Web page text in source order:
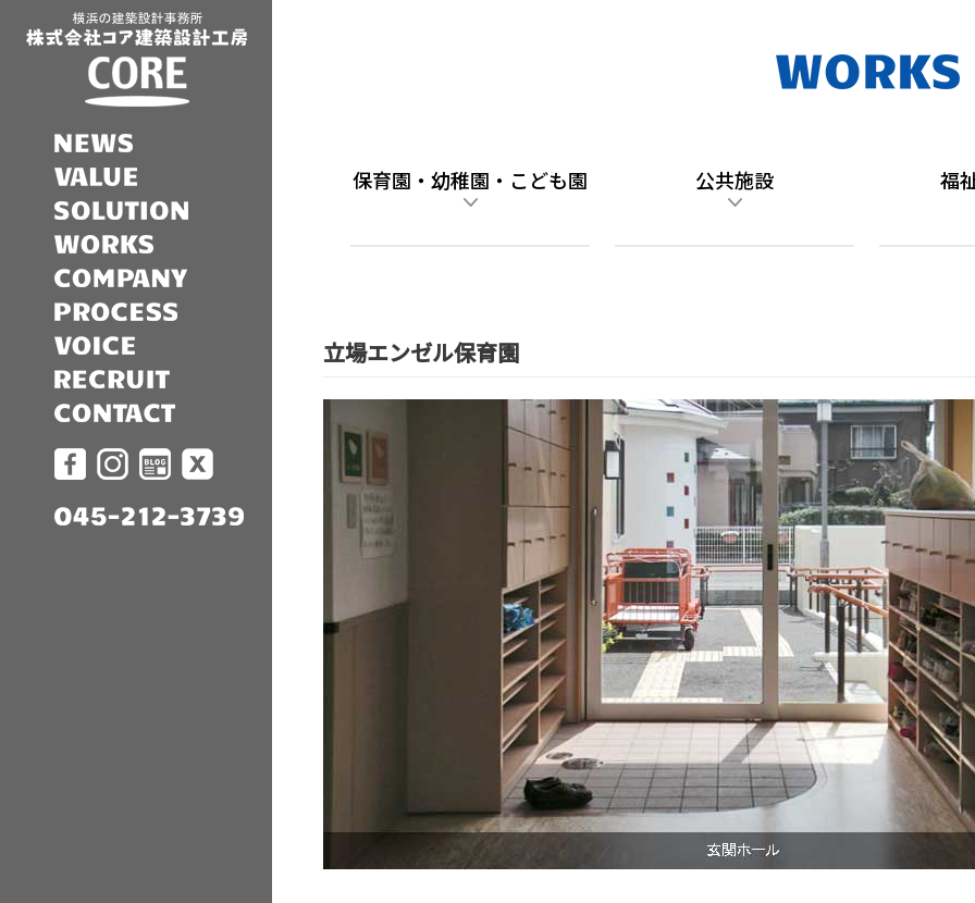
保育園・幼稚園・こども園 公共施設 福
立場エンゼル保育園